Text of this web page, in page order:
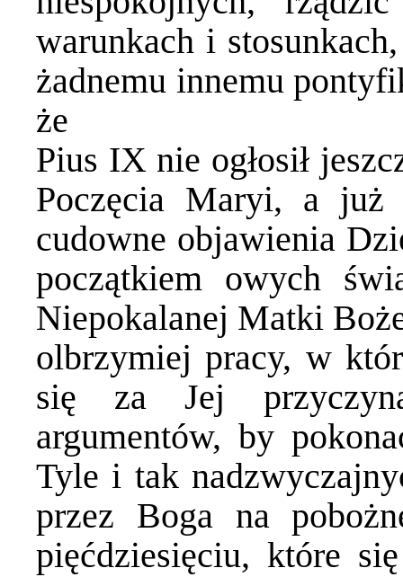
warunkach i
żadnemu innemu
że
Pius IX nie ogłosił
Poczęcia Maryi, a już
cudowne objawienia
początkiem owych
Niepokalanej Matki
olbrzymiej pracy, w
się za Jej
argumentów, by
Tyle i tak
przez Boga na
pięćdziesięciu, które